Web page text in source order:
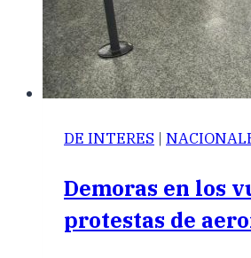
DE INTERES |
Demoras en los
protestas de